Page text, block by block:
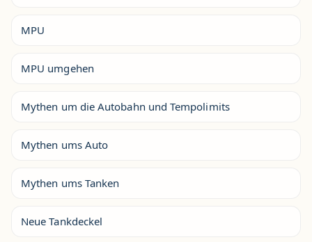
MPU
MPU umgehen
Mythen um die Autobahn und Tempolimits
Mythen ums Auto
Mythen ums Tanken
Neue Tankdeckel